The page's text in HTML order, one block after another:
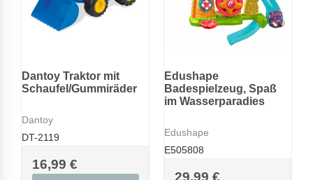
Dantoy Traktor mit
Schaufel/Gummiräder
Dantoy
DT-2119
16,99 €
Edushape
Badespielzeug, Spaß
im Wasserparadies
Edushape
E505808
29,99 €